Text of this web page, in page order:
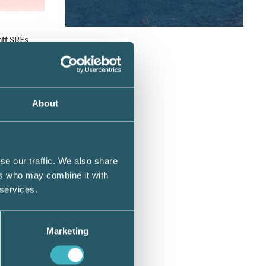
About
our traffic. We also share
who may combine it with
Marketing
SRFs
byråns
är en
för